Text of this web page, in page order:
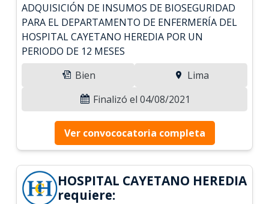
ADQUISICIÓN DE INSUMOS DE BIOSEGURIDAD
PARA EL DEPARTAMENTO DE ENFERMERÍA DEL
HOSPITAL CAYETANO HEREDIA POR UN
PERIODO DE 12 MESES
Bien
Lima
Finalizó el 04/08/2021
Ver convococatoria completa
HOSPITAL CAYETANO HEREDIA
requiere: